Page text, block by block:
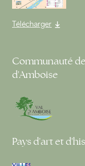
Télécharger
Communauté
d'Amboise
Pays d'art et